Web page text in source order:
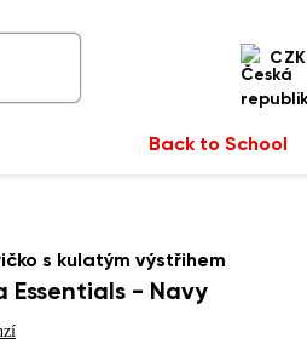
CZK
Back to School
s kulatým výstřihem
Essentials - Navy